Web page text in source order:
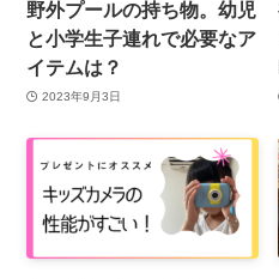
野外プールの持ち物。幼児
と小学生子連れで必要なア
イテムは？
2023年9月3日